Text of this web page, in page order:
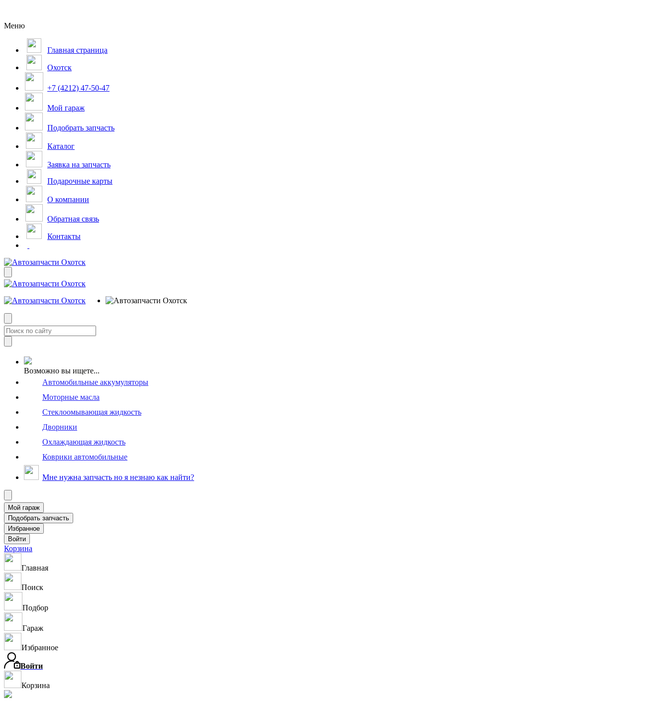
Меню
Главная страница
Охотск
+7 (4212) 47-50-47
Мой гараж
Подобрать запчасть
Каталог
Заявка на запчасть
Подарочные карты
О компании
Обратная связь
Контакты
Возможно вы ищете...
Автомобильные аккумуляторы
Моторные масла
Стеклоомывающая жидкость
Дворники
Охлаждающая жидкость
Коврики автомобильные
Мне нужна запчасть но я незнаю как найти?
Корзина
Главная
Поиск
Подбор
Гараж
Избранное
Войти
Корзина